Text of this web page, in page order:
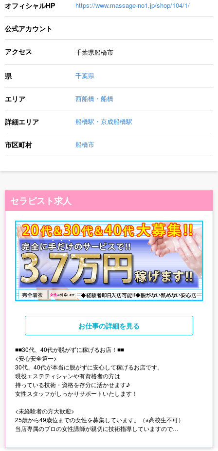
オフィシャルHP https://www.massage-no1.jp/shop/104/1/
公式アカウント
アクセス 千葉県船橋市
県 千葉県
エリア 西船橋・船橋
詳細エリア 船橋駅・京成船橋駅
市区町村 船橋市
セラピスト求人
お仕事の詳細を見る
■■30代、40代が脱がずに稼げるお店！■■
<安心安全第一>
30代、40代が本当に脱がずに安心して稼げるお店です。
現役エステティシャンや有資格者の方は
持っている技術・資格を存分に活かせます♪
女性スタッフがしっかりサポートいたします！
<未経験者の方大歓迎>
25歳から49歳位までの女性を募集しています。（※高校生不可）
当店専属のプロの女性講師が親切に技術指導していますので